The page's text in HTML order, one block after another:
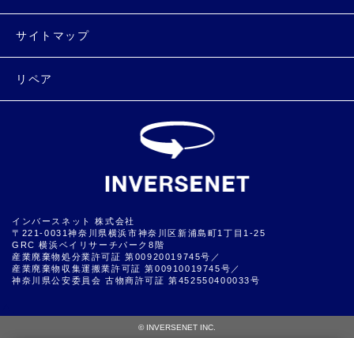
サイトマップ
リペア
インバースネット 株式会社
〒221-0031神奈川県横浜市神奈川区新浦島町1丁目1-25
GRC 横浜ベイリサーチパーク8階
産業廃棄物処分業許可証 第00920019745号／
産業廃棄物収集運搬業許可証 第00910019745号／
神奈川県公安委員会 古物商許可証 第452550400033号
© INVERSENET INC.